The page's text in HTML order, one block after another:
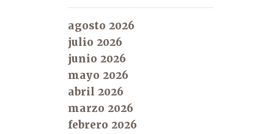
agosto 2026
julio 2026
junio 2026
mayo 2026
abril 2026
marzo 2026
febrero 2026